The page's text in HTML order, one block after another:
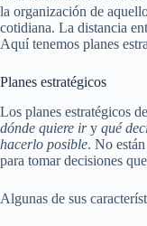
la organización de
cotidiana. La distancia
Aquí tenemos planes
Planes estratégicos
Los planes estratégicos
dónde quiere iry qué
hacerlo posible. No
para tomar decisiones
Algunas de sus